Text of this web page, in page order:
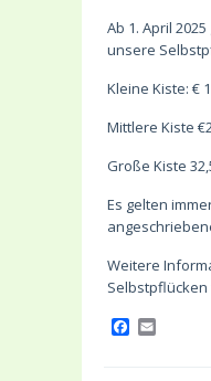
Ab 1. April
unsere
Kleine Kiste: €
Mittlere Kiste
Große Kiste
Es gelten
Weitere
Facebook
Email